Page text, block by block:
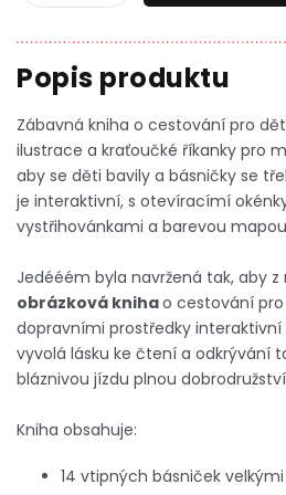
Zábavná kniha o cestování pro
ilustrace a kraťoučké říkanky pro
aby se děti bavily a básničky se
je interaktivní, s otevíracímí
vystřihovánkami a barevou
Jedééém byla navržená tak, aby z
obrázková knihao cestování
dopravními prostředky
vyvolá lásku ke čtení a odkrývání
bláznivou jízdu plnou
Kniha obsahuje:
14 vtipných básniček